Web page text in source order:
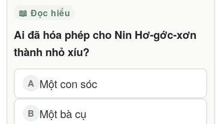
📖 Đọc hiểu
Ai đã hóa phép cho Nin Hơ-gớc-xơn
thành nhỏ xíu?
A Một con sóc
B Một bà cụ